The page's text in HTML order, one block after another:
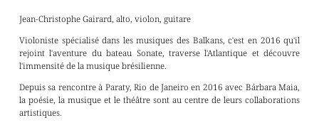
Jean-Christophe Gairard, alto, violon, guitare
Violoniste spécialisé dans les musiques des Balkans, c'est en 2016 qu'il
rejoint l'aventure du bateau Sonate, traverse l'Atlantique et découvre
l'immensité de la musique brésilienne.
Depuis sa rencontre à Paraty, Rio de Janeiro en 2016 avec Bárbara Maia,
la poésie, la musique et le théâtre sont au centre de leurs collaborations
artistiques.